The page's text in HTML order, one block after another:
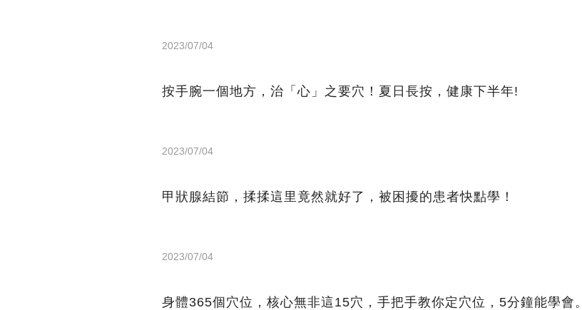
2023/07/04
按手腕一個地方，治「心」之要穴！夏日長按，健康下半年!
2023/07/04
甲狀腺結節，揉揉這里竟然就好了，被困擾的患者快點學！
2023/07/04
身體365個穴位，核心無非這15穴，手把手教你定穴位，5分鐘能學會。